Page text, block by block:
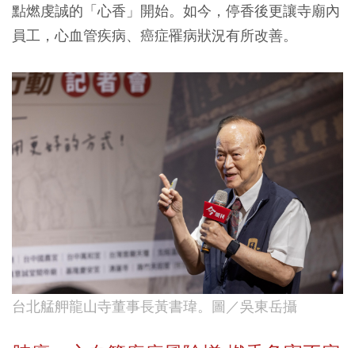
點燃虔誠的「心香」開始。如今，停香後更讓寺廟內
員工，心血管疾病、癌症罹病狀況有所改善。
台北艋舺龍山寺董事長黃書瑋。圖／吳東岳攝